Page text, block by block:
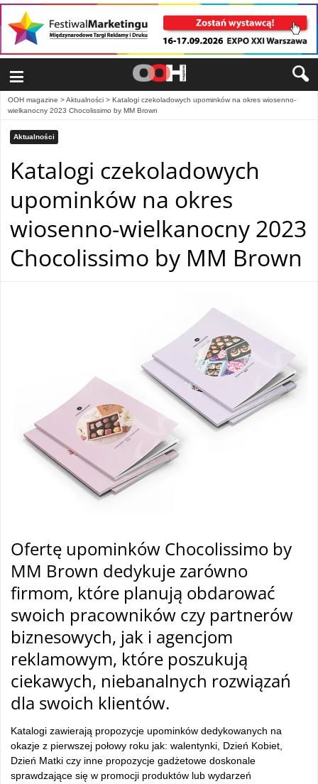
≡
OOH magazine >Aktualności > Katalogi czekoladowych upominków na okres wiosenno-
wielkanocny 2023 Chocolissimo by MM Brown
Aktualności
Katalogi czekoladowych
upominków na okres
wiosenno-wielkanocny 2023
Chocolissimo by MM Brown
Ofertę upominków Chocolissimo by
MM Brown dedykuje zarówno
firmom, które planują obdarować
swoich pracowników czy partnerów
biznesowych, jak i agencjom
reklamowym, które poszukują
ciekawych, niebanalnych rozwiązań
dla swoich klientów.
Katalogi zawierają propozycje upominków dedykowanych na
okazje z pierwszej połowy roku jak: walentynki, Dzień Kobiet,
Dzień Matki czy inne propozycje gadżetowe doskonale
sprawdzające się w promocji produktów lub wydarzeń